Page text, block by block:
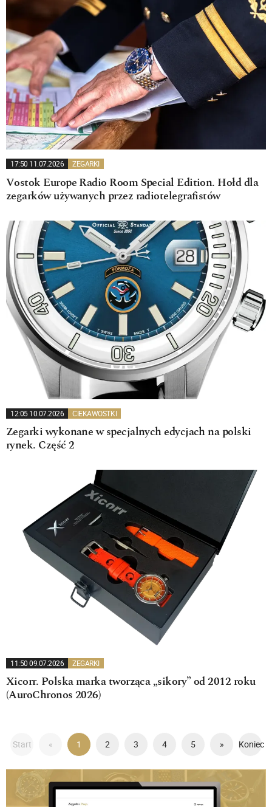
17:50 11.07.2026 ZEGARKI
Vostok Europe Radio Room Special Edition. Hołd dla
zegarków używanych przez radiotelegrafistów
12:05 10.07.2026 CIEKAWOSTKI
Zegarki wykonane w specjalnych edycjach na polski
rynek. Część 2
11:50 09.07.2026 ZEGARKI
Xicorr. Polska marka tworząca „sikory” od 2012 roku
(AuroChronos 2026)
Start « 1 2 3 4 5 » Koniec